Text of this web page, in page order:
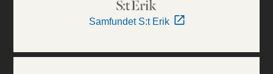
Samfundet S:t Erik